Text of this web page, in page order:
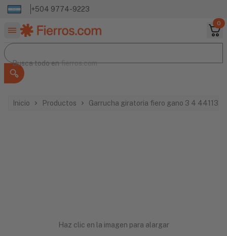
+504 9774-9223
0
Buscar productos
Busca todo en
Busca todo enfierros.com
Inicio Productos Garrucha giratoria fiero gano 3 4 44113
Haz clic en la imagen para alargar